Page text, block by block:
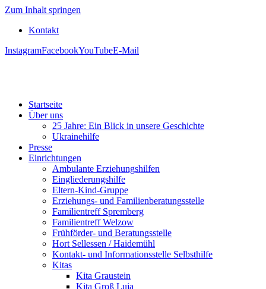
Zum Inhalt springen
Kontakt
InstagramFacebookYouTubeE-Mail
Startseite
Über uns
25 Jahre: Ein Blick in unsere Geschichte
Ukrainehilfe
Presse
Einrichtungen
Ambulante Erziehungshilfen
Eingliederungshilfe
Eltern-Kind-Gruppe
Erziehungs- und Familienberatungsstelle
Familientreff Spremberg
Familientreff Welzow
Frühförder- und Beratungsstelle
Hort Sellessen / Haidemühl
Kontakt- und Informationsstelle Selbsthilfe
Kitas
Kita Graustein
Kita Groß Luja